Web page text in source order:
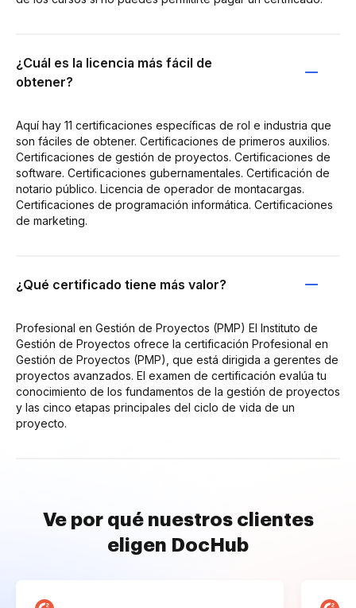
¿Cuál es la licencia más fácil de
obtener?
Aquí hay 11 certificaciones específicas de rol e industria que
son fáciles de obtener. Certificaciones de primeros auxilios.
Certificaciones de gestión de proyectos. Certificaciones de
software. Certificaciones gubernamentales. Certificación de
notario público. Licencia de operador de montacargas.
Certificaciones de programación informática. Certificaciones
de marketing.
¿Qué certificado tiene más valor?
Profesional en Gestión de Proyectos (PMP) El Instituto de
Gestión de Proyectos ofrece la certificación Profesional en
Gestión de Proyectos (PMP), que está dirigida a gerentes de
proyectos avanzados. El examen de certificación evalúa tu
conocimiento de los fundamentos de la gestión de proyectos
y las cinco etapas principales del ciclo de vida de un
proyecto.
Ve por qué nuestros clientes
eligen DocHub